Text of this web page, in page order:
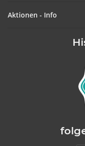
Aktionen - Info